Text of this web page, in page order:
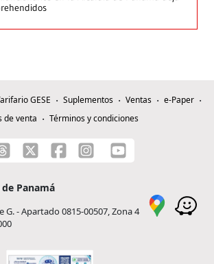
GESE Suplementos Ventas
e-Paper
de venta
Términos y condiciones
Panamá
G. - Apartado 0815-00507, Zona 4